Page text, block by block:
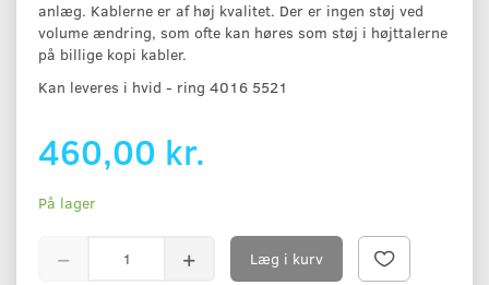
anlæg. Kablerne er af høj kvalitet. Der er ingen støj ved
volume ændring, som ofte kan høres som støj i højttalerne
på billige kopi kabler.
Kan leveres i hvid - ring 4016 5521
460,00 kr.
På lager
Læg i kurv